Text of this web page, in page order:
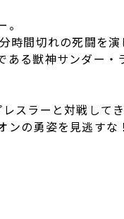
間切れの死闘を演
る獣神サンダー・
スラーと対戦してき
の勇姿を見逃すな！